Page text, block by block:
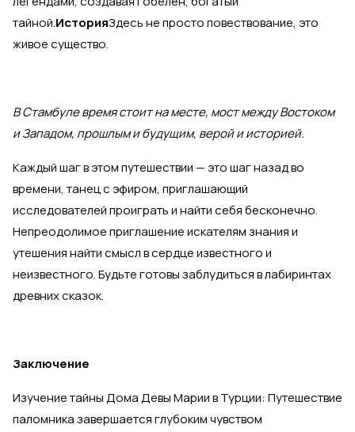
тайной.ИсторияЗдесь не просто повествование, это
живое существо.
В Стамбуле время стоит на месте, мост между Востоком
и Западом, прошлым и будущим, верой и историей.
Каждый шаг в этом путешествии — это шаг назад во
времени, танец с эфиром, приглашающий
исследователей проиграть и найти себя бесконечно.
Непреодолимое приглашение искателям знания и
утешения найти смысл в сердце известного и
неизвестного. Будьте готовы заблудиться в лабиринтах
древних сказок.
Заключение
Изучение тайны Дома Девы Марии в Турции: Путешествие
паломника завершается глубоким чувством